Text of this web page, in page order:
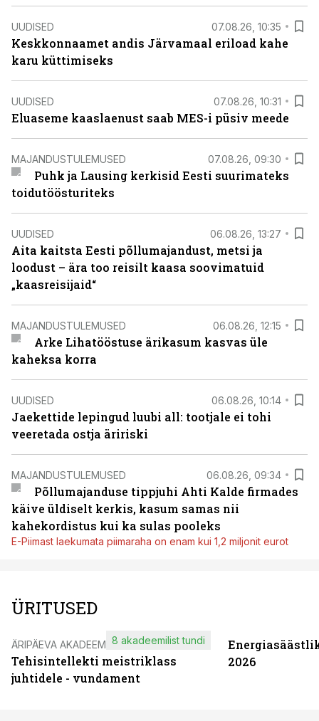
UUDISED 07.08.26, 10:35
Keskkonnaamet andis Järvamaal eriload kahe
karu küttimiseks
UUDISED 07.08.26, 10:31
Eluaseme kaaslaenust saab MES-i püsiv meede
MAJANDUSTULEMUSED 07.08.26, 09:30
Puhk ja Lausing kerkisid Eesti suurimateks
toidutöösturiteks
UUDISED 06.08.26, 13:27
Aita kaitsta Eesti põllumajandust, metsi ja
loodust – ära too reisilt kaasa soovimatuid
„kaasreisijaid“
MAJANDUSTULEMUSED 06.08.26, 12:15
Arke Lihatööstuse ärikasum kasvas üle
kaheksa korra
UUDISED 06.08.26, 10:14
Jaekettide lepingud luubi all: tootjale ei tohi
veeretada ostja äririski
MAJANDUSTULEMUSED 06.08.26, 09:34
Põllumajanduse tippjuhi Ahti Kalde firmades
käive üldiselt kerkis, kasum samas nii
kahekordistus kui ka sulas pooleks
E-Piimast laekumata piimaraha on enam kui 1,2 miljonit eurot
ÜRITUSED
ÄRIPÄEVA AKADEEMIA
Tehisintellekti meistriklass
juhtidele - vundament
8 akadeemilist tundi
2026